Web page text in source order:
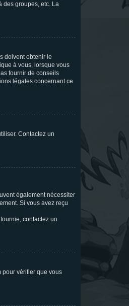
des groupes, etc. La
doivent obtenir le
à vous, lorsque vous
fournir de conseils
légales concernant ce
Contactez un
également nécessiter
Si vous avez reçu
contactez un
pour vérifier que vous